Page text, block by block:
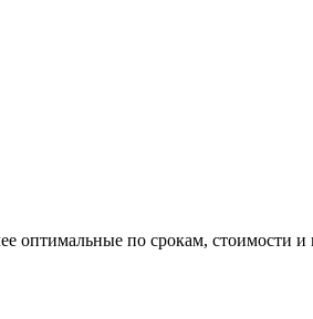
оптимальные по срокам, стоимости и